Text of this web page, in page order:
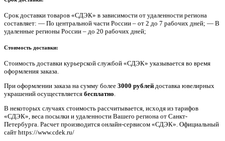
Срок доставки товаров «СДЭК» в зависимости от удаленности региона
составляет: — По центральной части России – от 2 до 7 рабочих дней; — В
удаленные регионы России – до 20 рабочих дней;
Стоимость доставки:
Стоимость доставки курьерской службой «СДЭК» указывается во время
оформления заказа.
При оформлении заказа на сумму более 3000 рублей доставка ювелирных
украшений осуществляется бесплатно
В некоторых случаях стоимость рассчитывается, исходя из тарифов
«СДЭК», веса посылки и удаленности Вашего региона от Санкт-
Петербурга. Расчет производится онлайн-сервисом «СДЭК». Официальный
сайт https://www.cdek.ru/